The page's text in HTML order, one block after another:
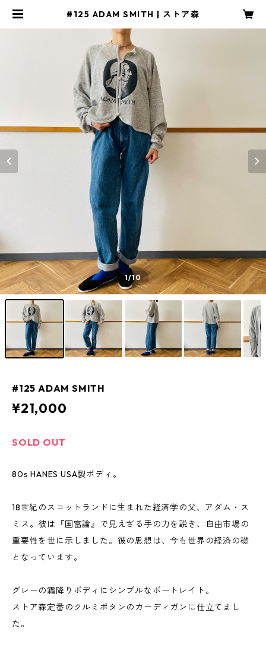
#125 ADAM SMITH | ストア森
1/10
#125 ADAM SMITH
¥21,000
SOLD OUT
80s HANES USA製ボディ。
18世紀のスコットランドに生まれた経済学の父、アダム・ス
ミス。彼は『国富論』で見えざる手の力を説き、自由市場の
重要性を世に示しました。彼の思想は、今も世界の経済の礎
となっています。
グレーの霜降りボディにシンプルなポートレイト。
ストア森定番のクルミボタンのカーディガンに仕立てまし
た。